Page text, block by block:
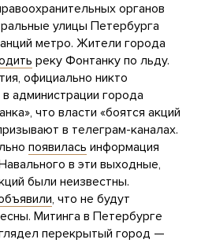
органов
улицы Петербурга
метро. Жители города
реку Фонтанку по льду.
официально никто
администрации города
что власти «боятся акций
в телеграм-каналах.
появилась информация
в эти выходные,
были неизвестны.
, что не будут
Митинга в Петербурге
перекрытый город —